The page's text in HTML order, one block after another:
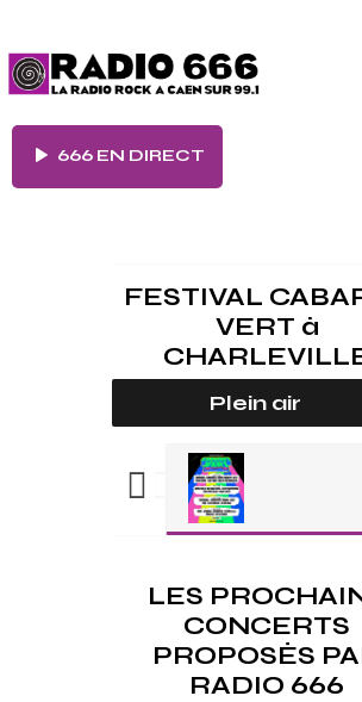
666 EN DIRECT
FESTIVAL
VERT à
Plein air
LES
CONCERTS
PROPOSÉS
RADIO 666